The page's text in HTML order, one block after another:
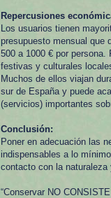
Repercusiones
Los usuarios tienen
presupuesto mensual que
500 a 1000 € por
festivas y culturales
Muchos de ellos viajan
sur de España y puede
(servicios) importantes
Conclusión:
Poner en adecuación las
indispensables a lo
contacto con la naturaleza
“Conservar NO